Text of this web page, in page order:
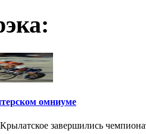
омниуме
завершились